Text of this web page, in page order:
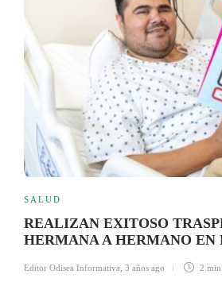
SALUD
REALIZAN EXITOSO
HERMANA A HERMANO
Editor Odisea Informativa 3 años ago 2 min